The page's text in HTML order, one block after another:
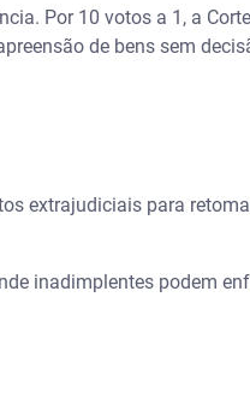
Por 10 votos a 1, a Corte
de bens sem
extrajudiciais para
inadimplentes podem